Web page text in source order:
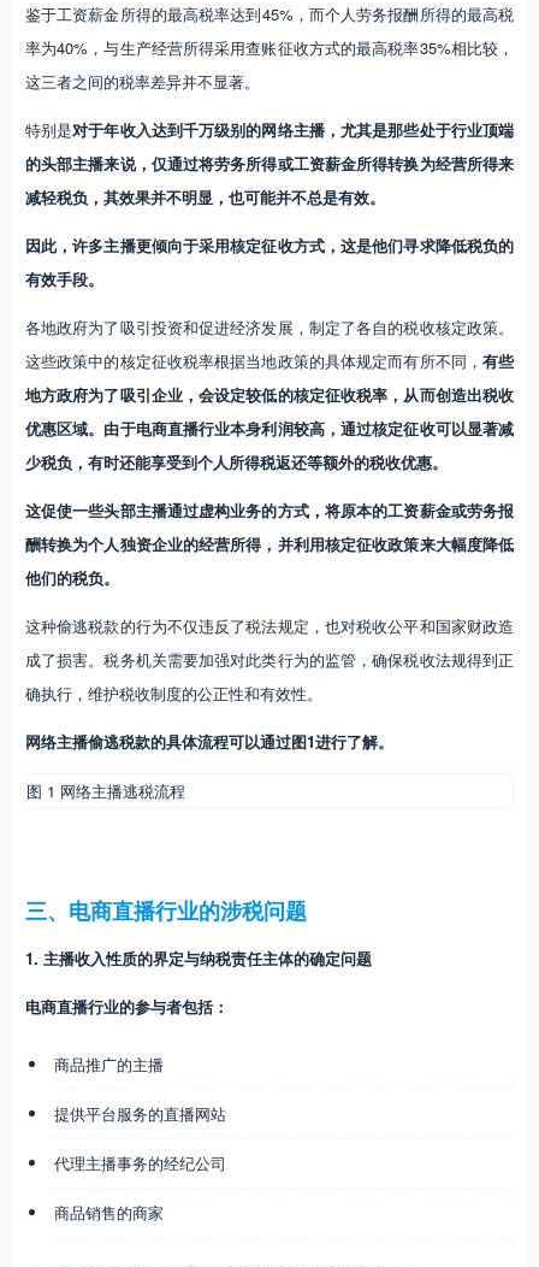
鉴于工资薪金所得的最高税率达到45%，而个人劳务报酬所得的最高税
率为40%，与生产经营所得采用查账征收方式的最高税率35%相比较，
这三者之间的税率差异并不显著。
特别是对于年收入达到千万级别的网络主播，尤其是那些处于行业顶端
的头部主播来说，仅通过将劳务所得或工资薪金所得转换为经营所得来
减轻税负，其效果并不明显，也可能并不总是有效。
因此，许多主播更倾向于采用核定征收方式，这是他们寻求降低税负的
有效手段。
各地政府为了吸引投资和促进经济发展，制定了各自的税收核定政策。
这些政策中的核定征收税率根据当地政策的具体规定而有所不同， 有些
地方政府为了吸引企业，会设定较低的核定征收税率，从而创造出税收
优惠区域。由于电商直播行业本身利润较高，通过核定征收可以显著减
少税负，有时还能享受到个人所得税返还等额外的税收优惠。
这促使一些头部主播通过虚构业务的方式，将原本的工资薪金或劳务报
酬转换为个人独资企业的经营所得，并利用核定征收政策来大幅度降低
他们的税负。
这种偷逃税款的行为不仅违反了税法规定，也对税收公平和国家财政造
成了损害。税务机关需要加强对此类行为的监管，确保税收法规得到正
确执行，维护税收制度的公正性和有效性。
网络主播偷逃税款的具体流程可以通过图1进行了解。
图 1 网络主播逃税流程
三、电商直播行业的涉税问题
1. 主播收入性质的界定与纳税责任主体的确定问题
电商直播行业的参与者包括：
商品推广的主播
提供平台服务的直播网站
代理主播事务的经纪公司
商品销售的商家